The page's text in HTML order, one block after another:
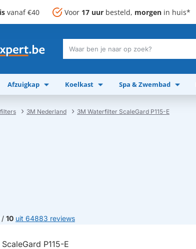
vanaf €40 Voor 17 uur besteld, morgen in huis*
Waar
je
naar
op
Afzuigkap Koelkast Spa & Zwembad
3M Nederland 3M Waterfilter ScaleGard P115-E
/ 10 uit 64883 reviews